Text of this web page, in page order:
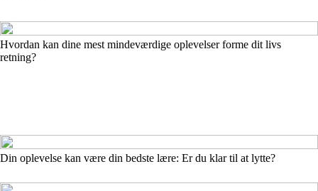
Hvordan kan dine mest mindeværdige oplevelser forme dit livs
retning?
Din oplevelse kan være din bedste lære: Er du klar til at lytte?